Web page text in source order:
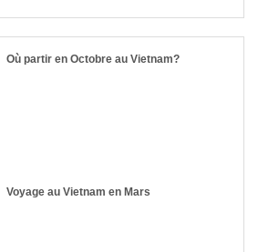
Où partir en Octobre au Vietnam?
Voyage au Vietnam en Mars